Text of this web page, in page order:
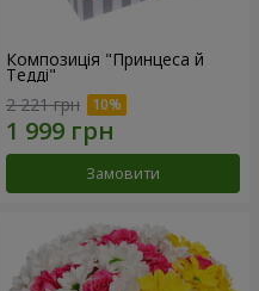
Композиція "Принцеса й
Тедді"
2 221 грн
Замовити